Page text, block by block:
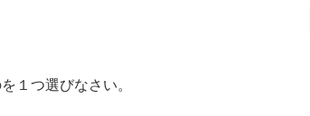
１つ選びなさい。